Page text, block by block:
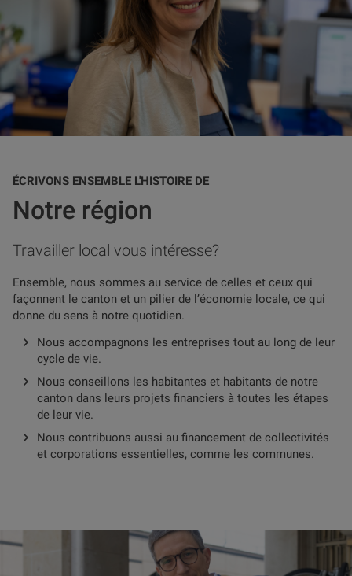
ÉCRIVONS ENSEMBLE L'HISTOIRE DE
Notre région
Travailler local vous intéresse?
Ensemble, nous sommes au service de celles et ceux qui
façonnent le canton et un pilier de l’économie locale, ce qui
donne du sens à notre quotidien.
Nous accompagnons les entreprises tout au long de leur
cycle de vie.
Nous conseillons les habitantes et habitants de notre
canton dans leurs projets financiers à toutes les étapes
de leur vie.
Nous contribuons aussi au financement de collectivités
et corporations essentielles, comme les communes.